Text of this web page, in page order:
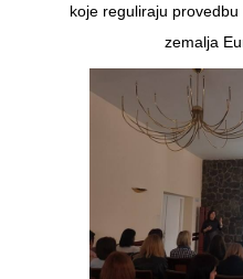
koje reguliraju
zemalja